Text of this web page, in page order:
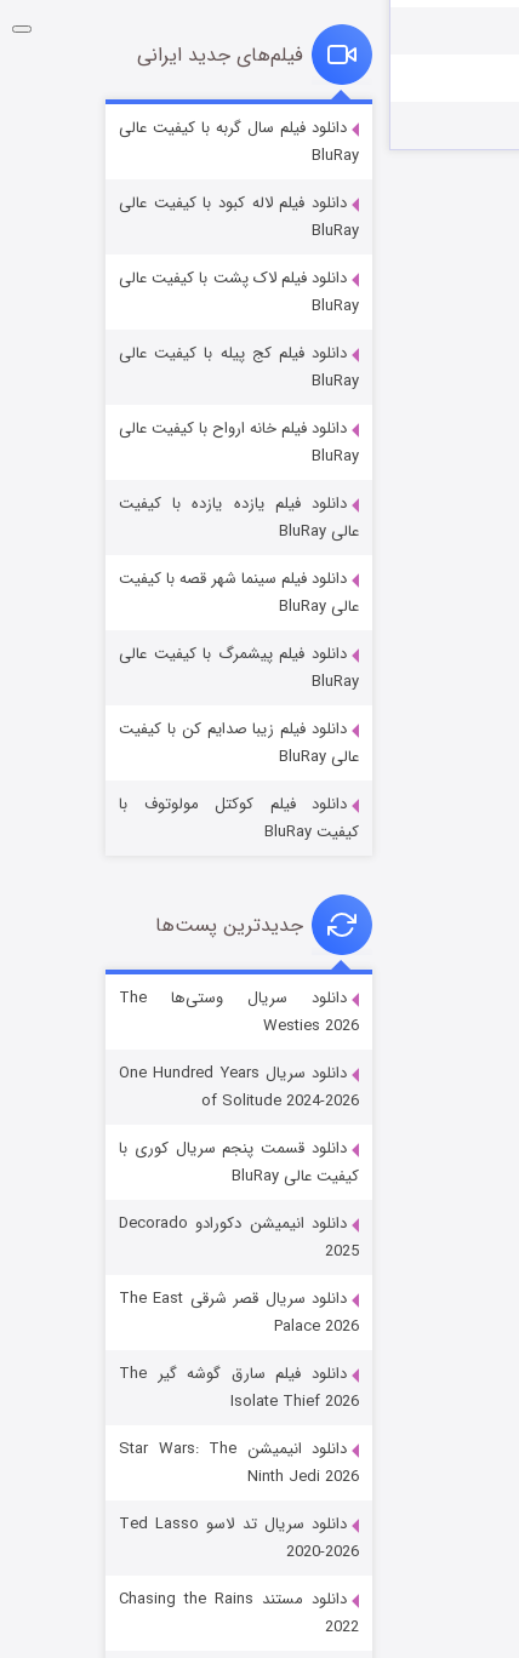
شوگر فصل ۲
قسمت
خاندان اژدها فصل ۳
جادوگری در مغولستان
قسمت۶ (زیرنویس)
رویایی برای تو
قسمت ۱۵ (دوبله)
فیلم‌های جدید ایرانی
دانلود فیلم سال گربه با کیفیت عالی
BluRay
دانلود فیلم لاله کبود با کیفیت عالی
BluRay
دانلود فیلم لاک پشت با کیفیت عالی
BluRay
دانلود فیلم کج‌ پیله با کیفیت عالی
BluRay
دانلود فیلم خانه ارواح با کیفیت عالی
BluRay
دانلود فیلم یازده یازده با کیفیت
عالی BluRay
دانلود فیلم سینما شهر قصه با کیفیت
عالی BluRay
دانلود فیلم پیشمرگ با کیفیت عالی
BluRay
دانلود فیلم زیبا صدایم کن با کیفیت
عالی BluRay
دانلود فیلم کوکتل مولوتوف با
کیفیت BluRay
جدیدترین پست‌ها
دانلود سریال وستی‌ها The
Westies 2026
دانلود سریال One Hundred Years
of Solitude 2024-2026
دانلود قسمت پنجم سریال کوری با
کیفیت عالی BluRay
دانلود انیمیشن دکورادو Decorado
2025
دانلود سریال قصر شرقی The East
Palace 2026
دانلود فیلم سارق گوشه گیر The
Isolate Thief 2026
دانلود انیمیشن Star Wars: The
Ninth Jedi 2026
دانلود سریال تد لاسو Ted Lasso
2020-2026
دانلود مستند Chasing the Rains
2022